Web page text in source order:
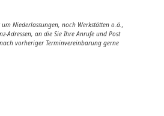
Niederlassungen, noch Werkstätten o.ä.,
Adressen, an die Sie Ihre Anrufe und Post
vorheriger Terminvereinbarung gerne